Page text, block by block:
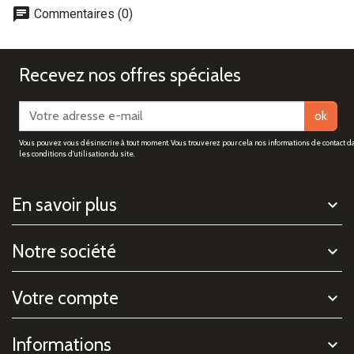
chat Commentaires (0)
Recevez nos offres spéciales
ok
Vous pouvez vous désinscrire à tout moment. Vous trouverez pour cela nos informations de contact
les conditions d'utilisation du site.
En savoir plus
Notre société
Votre compte
Informations